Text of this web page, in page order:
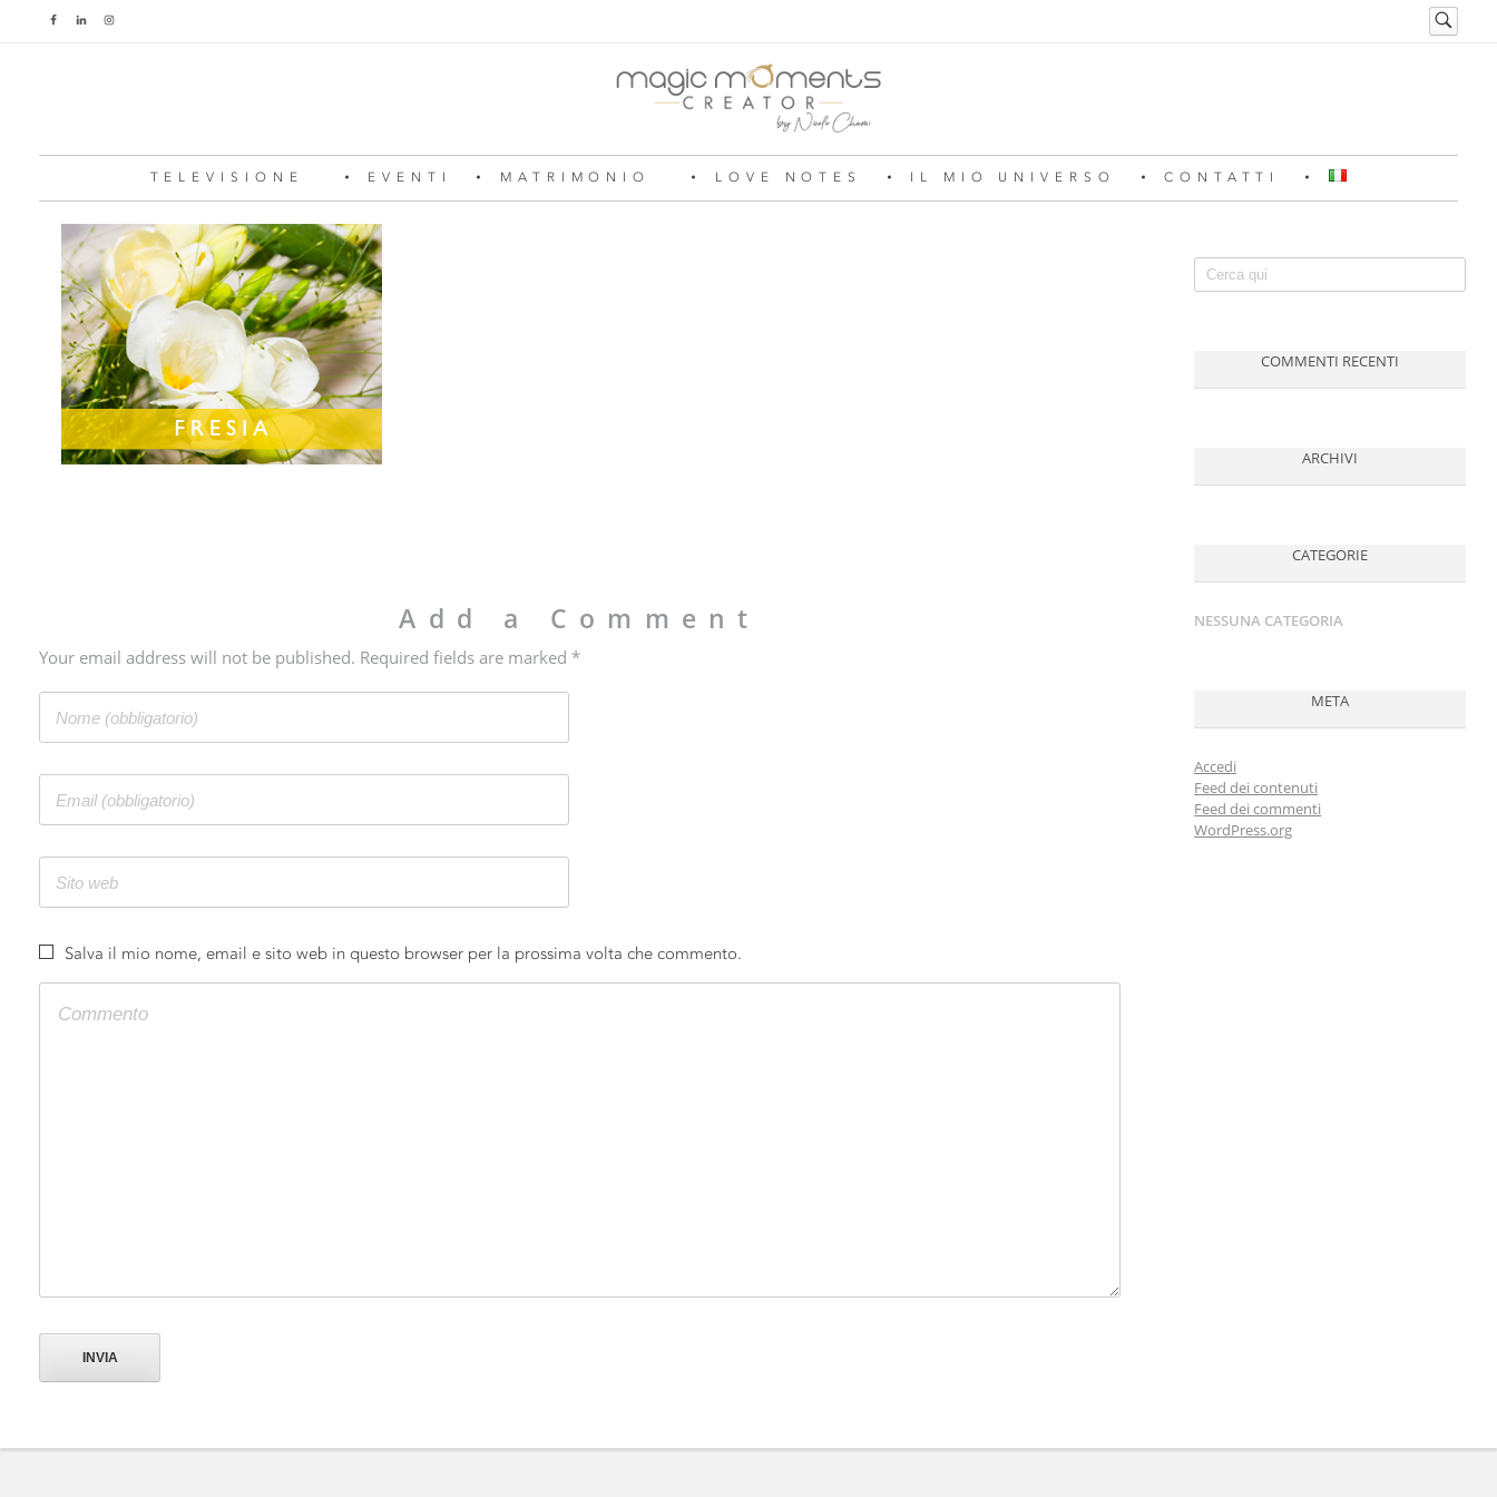
TELEVISIONE EVENTI MATRIMONIO LOVE NOTES IL MIO UNIVERSO CONTATTI
Add a Comment
Your email address will not be published. Required fields are marked *
Salva il mio nome, email e sito web in questo browser per la prossima volta che commento.
COMMENTI RECENTI
ARCHIVI
CATEGORIE
NESSUNA CATEGORIA
META
Accedi
Feed dei contenuti
Feed dei commenti
WordPress.org